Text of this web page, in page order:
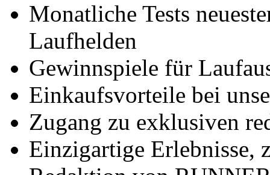
Monatliche Tests
Laufhelden
Gewinnspiele für
Einkaufsvorteile bei
Zugang zu exklusiven
Einzigartige Erlebnisse,